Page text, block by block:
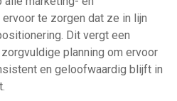
te zorgen dat ze in lijn
Dit vergt een
planning om ervoor
en geloofwaardig blijft in